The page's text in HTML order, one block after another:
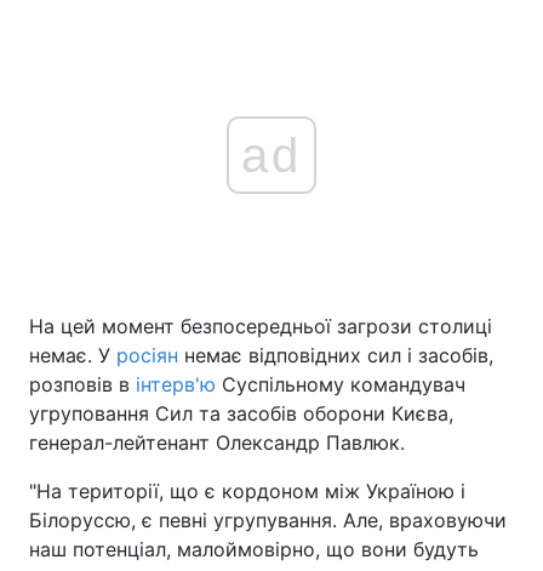
ad
На цей момент безпосередньої загрози столиці
немає. У росіян немає відповідних сил і засобів,
розповів в інтерв'ю Суспільному командувач
угруповання Сил та засобів оборони Києва,
генерал-лейтенант Олександр Павлюк.
"На території, що є кордоном між Україною і
Білоруссю, є певні угрупування. Але, враховуючи
наш потенціал, малоймовірно, що вони будуть